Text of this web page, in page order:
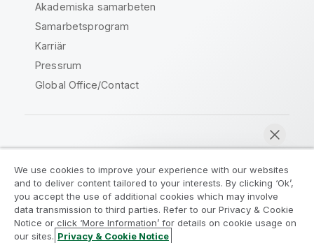
Akademiska samarbeten
Samarbetsprogram
Karriär
Pressrum
Global Office/Contact
Juridiska avtal
Produktvillkor
Legal Policies
Legal Policies
Användningsvillkor
Varumärken
We use cookies to improve your experience with our websites
and to deliver content tailored to your interests. By clicking ‘Ok’,
you accept the use of additional cookies which may involve
data transmission to third parties. Refer to our Privacy & Cookie
Notice or click ‘More Information’ for details on cookie usage on
our sites. Privacy & Cookie Notice